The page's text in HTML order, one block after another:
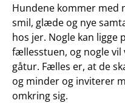
Hundene kommer med
smil, glæde og nye
hos jer. Nogle kan ligge
fællesstuen, og nogle
gåtur. Fælles er, at de
og minder og inviterer
omkring sig.